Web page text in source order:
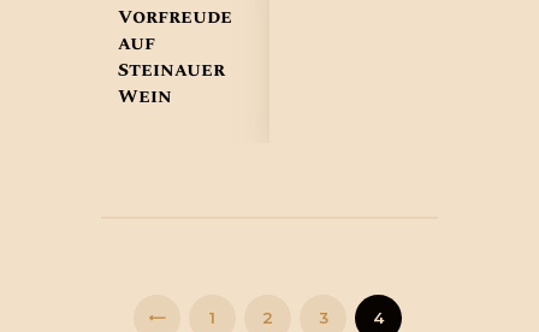
Vorfreude
auf
Steinauer
Wein
Beiträge
<
PAGE
1 PAGE
2 PAGE
3 PAGE
4